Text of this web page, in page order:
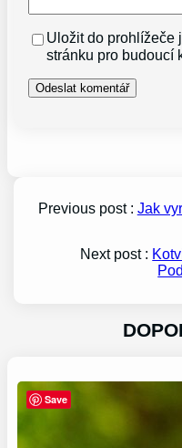
Uložit do prohlížeče
stránku pro budoucí
Previous post : Jak
Next post :
Save